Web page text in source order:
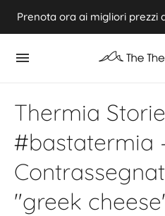
Experience Summer
Prenota ora ai migliori prezzi
Thermia
#bastatermia
"greek